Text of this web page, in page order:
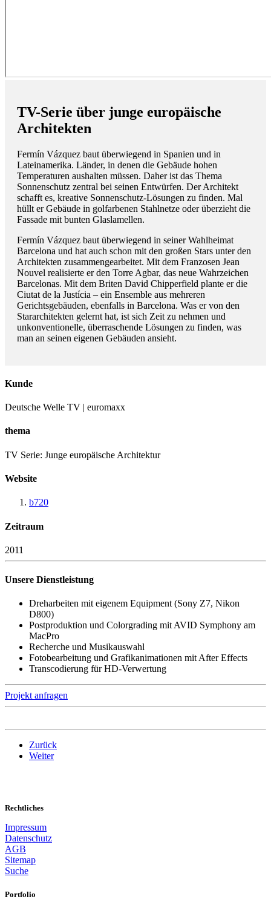
TV-Serie über junge europäische
Architekten
Fermín Vázquez baut überwiegend in Spanien und in
Lateinamerika. Länder, in denen die Gebäude hohen
Temperaturen aushalten müssen. Daher ist das Thema
Sonnenschutz zentral bei seinen Entwürfen. Der Architekt
schafft es, kreative Sonnenschutz-Lösungen zu finden. Mal
hüllt er Gebäude in golfarbenen Stahlnetze oder überzieht die
Fassade mit bunten Glaslamellen.
Fermín Vázquez baut überwiegend in seiner Wahlheimat
Barcelona und hat auch schon mit den großen Stars unter den
Architekten zusammengearbeitet. Mit dem Franzosen Jean
Nouvel realisierte er den Torre Agbar, das neue Wahrzeichen
Barcelonas. Mit dem Briten David Chipperfield plante er die
Ciutat de la Justícia – ein Ensemble aus mehreren
Gerichtsgebäuden, ebenfalls in Barcelona. Was er von den
Stararchitekten gelernt hat, ist sich Zeit zu nehmen und
unkonventionelle, überraschende Lösungen zu finden, was
man an seinen eigenen Gebäuden ansieht.
Kunde
Deutsche Welle TV | euromaxx
thema
TV Serie: Junge europäische Architektur
Website
b720
Zeitraum
2011
Unsere Dienstleistung
Dreharbeiten mit eigenem Equipment (Sony Z7, Nikon
D800)
Postproduktion und Colorgrading mit AVID Symphony am
MacPro
Recherche und Musikauswahl
Fotobearbeitung und Grafikanimationen mit After Effects
Transcodierung für HD-Verwertung
Projekt anfragen
Zurück
Weiter
Rechtliches
Impressum
Datenschutz
AGB
Sitemap
Suche
Portfolio